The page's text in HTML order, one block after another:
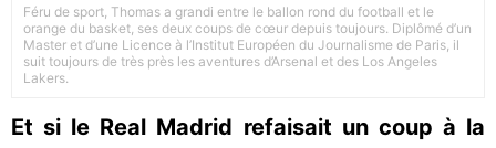
Féru de sport, Thomas a grandi entre le ballon rond du football et le
orange du basket, ses deux coups de cœur depuis toujours. Diplômé d’un
Master et d’une Licence à l’Institut Européen du Journalisme de Paris, il
suit toujours de très près les aventures d’Arsenal et des Los Angeles
Lakers.
Et si le Real Madrid refaisait un coup à la